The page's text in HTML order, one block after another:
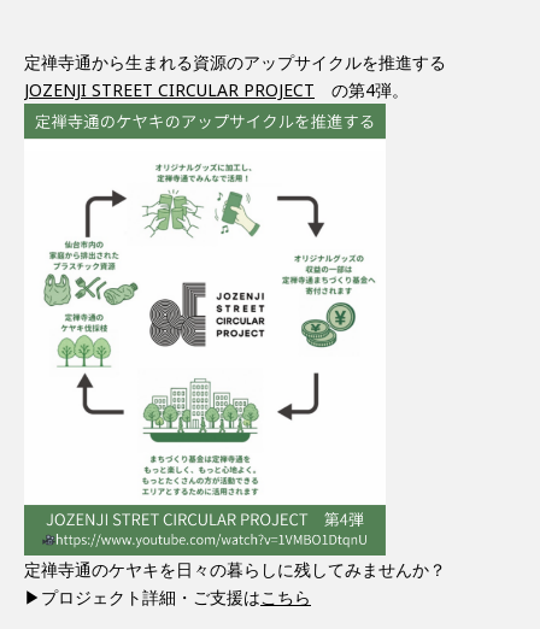
定禅寺通から生まれる資源のアップサイクルを推進する
JOZENJI STREET CIRCULAR PROJECT の第4弾。
定禅寺通のケヤキを日々の暮らしに残してみませんか？
▶︎プロジェクト詳細・ご支援はこちら